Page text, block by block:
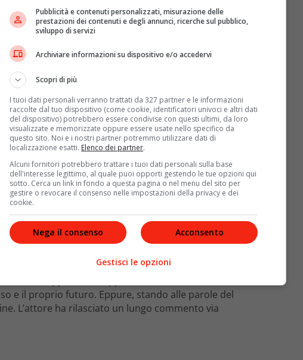
ufficialmente l’uscita di scena dei loro
hanno avuto il sapore di unaddio.
nella sesta stagione?
che il primo personaggio che non tornerà in
Migliore amico diSamuele presente sin
dapprima in coppia con
e il proprio futuro. Eppure, stando alle parole del
L’attore ha rilasciato un lungo commento via
Pubblicità e contenuti personalizzati, misurazione delle
prestazioni dei contenuti e degli annunci, ricerche sul pubblico,
sviluppo di servizi
Archiviare informazioni su dispositivo e/o accedervi
Scopri di più
I tuoi dati personali verranno trattati da 327 partner e le informazioni
raccolte dal tuo dispositivo (come cookie, identificatori univoci e altri dati
del dispositivo) potrebbero essere condivise con questi ultimi, da loro
visualizzate e memorizzate oppure essere usate nello specifico da
questo sito. Noi e i nostri partner potremmo utilizzare dati di
localizzazione esatti. Elenco dei partner.
Alcuni fornitori potrebbero trattare i tuoi dati personali sulla base
dell'interesse legittimo, al quale puoi opporti gestendo le tue opzioni qui
sotto. Cerca un link in fondo a questa pagina o nel menu del sito per
gestire o revocare il consenso nelle impostazioni della privacy e dei
cookie.
Acconsento
Nega il consenso
Gestisci le opzioni